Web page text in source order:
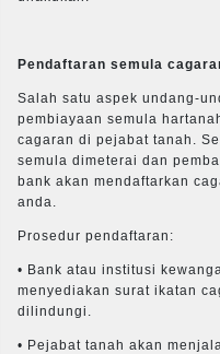
Pendaftaran semula
Salah satu aspek undang-
pembiayaan semula
cagaran di pejabat tanah.
semula dimeterai dan
bank akan mendaftarkan
anda.
Prosedur pendaftaran:
• Bank atau institusi
menyediakan surat ikatan
dilindungi.
• Pejabat tanah akan